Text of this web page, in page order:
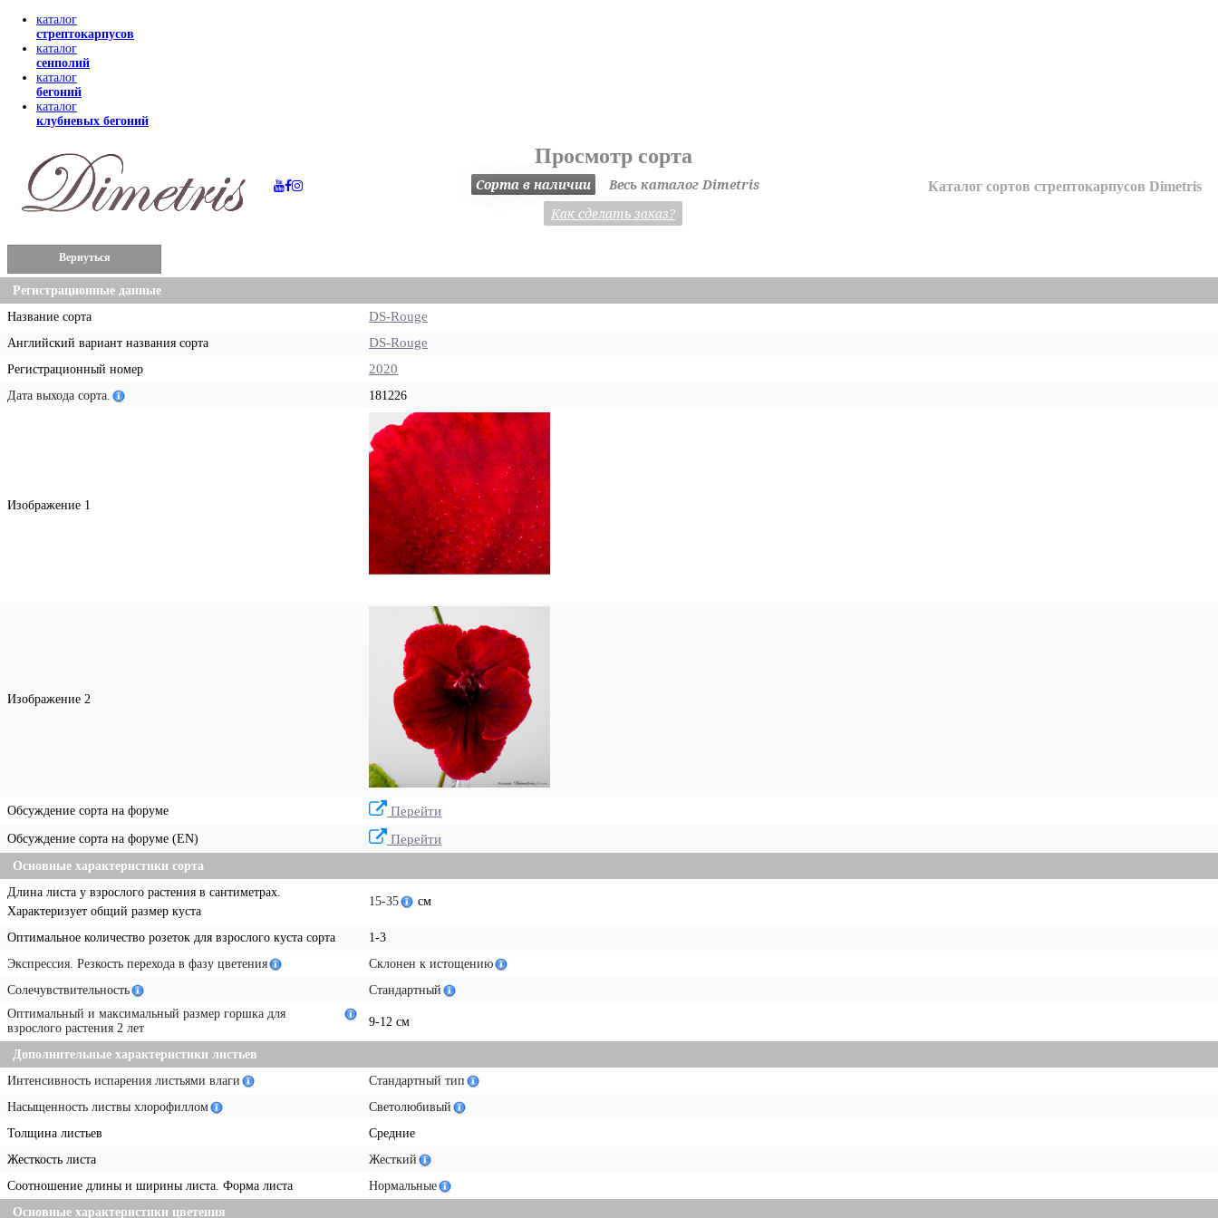
каталог
стрептокарпусов
каталог
сенполий
каталог
бегоний
каталог
клубневых бегоний
Просмотр сорта
Сорта в наличии
Весь каталог Dimetris
Как сделать заказ?
Каталог сортов стрептокарпусов Dimetris
Вернуться
Регистрационные данные
Название сорта
DS-Rouge
Английский вариант названия сорта DS-Rouge
Регистрационный номер 2020
Дата выхода сорта. 181226
Изображение 1
Изображение 2
Обсуждение сорта на форуме Перейти
Обсуждение сорта на форуме (EN) Перейти
Основные характеристики сорта
Длина листа у взрослого растения в сантиметрах.
Характеризует общий размер куста
15-35 см
Оптимальное количество розеток для взрослого куста сорта
1-3
Экспрессия. Резкость перехода в фазу цветения
Склонен к истощению
Солечувствительность
Стандартный
Оптимальный и максимальный размер горшка для
взрослого растения 2 лет
9-12 см
Дополнительные характеристики листьев
Интенсивность испарения листьями влаги
Стандартный тип
Насыщенность листвы хлорофиллом
Светолюбивый
Толщина листьев
Средние
Жесткость листа
Жесткий
Соотношение длины и ширины листа. Форма листа
Нормальные
Основные характеристики цветения